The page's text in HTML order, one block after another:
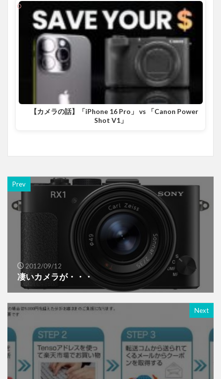
【カメラの話】「iPhone 16 Pro」 vs 「Canon Power
Shot V1」
Prev
2012/09/12
凄いカメラが・・・
Next